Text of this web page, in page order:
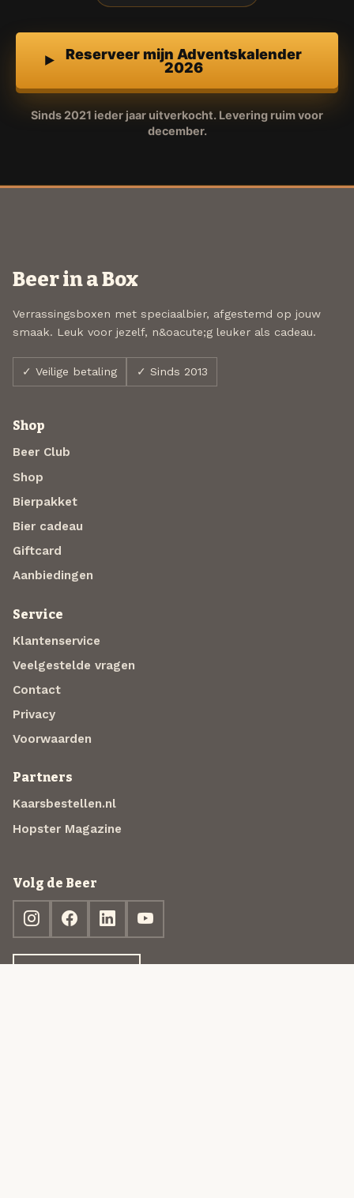
Reserveer mijn Adventskalender
2026
Sinds 2021 ieder jaar uitverkocht. Levering ruim voor
december.
Beer in a Box
Verrassingsboxen met speciaalbier, afgestemd op jouw
smaak. Leuk voor jezelf, n&oacute;g leuker als cadeau.
✓ Veilige betaling ✓ Sinds 2013
Shop
Beer Club
Shop
Bierpakket
Bier cadeau
Giftcard
Aanbiedingen
Service
Klantenservice
Veelgestelde vragen
Contact
Privacy
Voorwaarden
Partners
Kaarsbestellen.nl
Hopster Magazine
Volg de Beer